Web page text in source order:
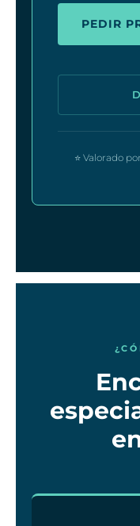
PEDIR
⭐ Valorado